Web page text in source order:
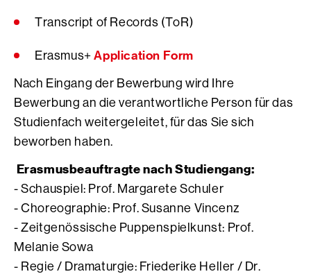
Transcript of Records (ToR)
Erasmus+ Application Form
Nach Eingang der Bewerbung wird Ihre
Bewerbung an die verantwortliche Person für das
Studienfach weitergeleitet, für das Sie sich
beworben haben.
Erasmusbeauftragte nach Studiengang:
- Schauspiel: Prof. Margarete Schuler
- Choreographie: Prof. Susanne Vincenz
- Zeitgenössische Puppenspielkunst: Prof.
Melanie Sowa
- Regie / Dramaturgie: Friederike Heller / Dr.